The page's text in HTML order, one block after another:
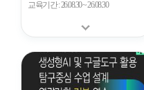
교육기간 26.08.30 ~ 26.08.30